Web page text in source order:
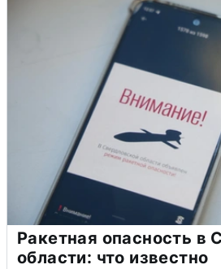
Ракетная опасность в
области: что известно